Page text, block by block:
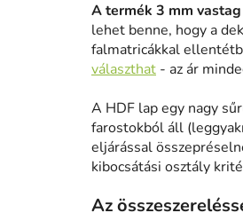
A termék 3 mm
lehet benne, hogy a
falmatricákkal
választhat - az ár
A HDF lap egy nagy
farostokból áll
eljárással
kibocsátási osztály
Az